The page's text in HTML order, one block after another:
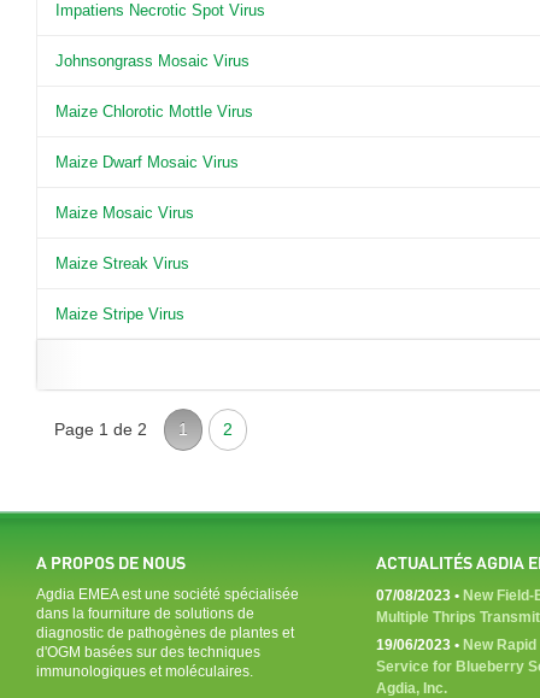
Impatiens Necrotic Spot Virus
Johnsongrass Mosaic Virus
Maize Chlorotic Mottle Virus
Maize Dwarf Mosaic Virus
Maize Mosaic Virus
Maize Streak Virus
Maize Stripe Virus
Page 1 de 2 1 2
A PROPOS DE NOUS
Agdia EMEA est une société spécialisée
dans la fourniture de solutions de
diagnostic de pathogènes de plantes et
d'OGM basées sur des techniques
immunologiques et moléculaires.
ACTUALITÉS AGDIA
07/08/2023 • New
Multiple Thrips
19/06/2023 • New
Service for Blueberry
Agdia, Inc.